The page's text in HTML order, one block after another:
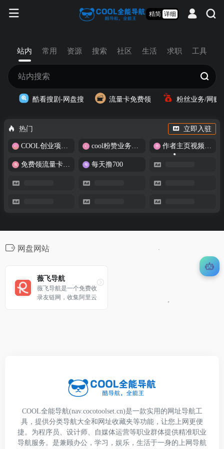
精简 详细
站内 常用 资源 搜索 社区 生活 求职 工具
酷看搜剧-网盘搜 流量卡免费领 粉丝业务/网赚/
热门 立即入驻
COOL创业项目商城 cool粉赞业务商城【爆粉引流】 作者主页视频批量提取
免费领流量卡-包邮 每天撸700
网盘网站
薇飞导航
薇飞导航是一个免费收
录友链网，收集阿里云
COOL全能导航(nav.cocotoolset.cn)是一款实用的网址导航工
具，提供分类导航大全和网址收藏夹等功能，让您上网更便
捷。为程序员、设计师、自媒体运营等职业群体提供精准职业
导航服务。是兼顾办公，学习，娱乐，生活于一身的上网导航